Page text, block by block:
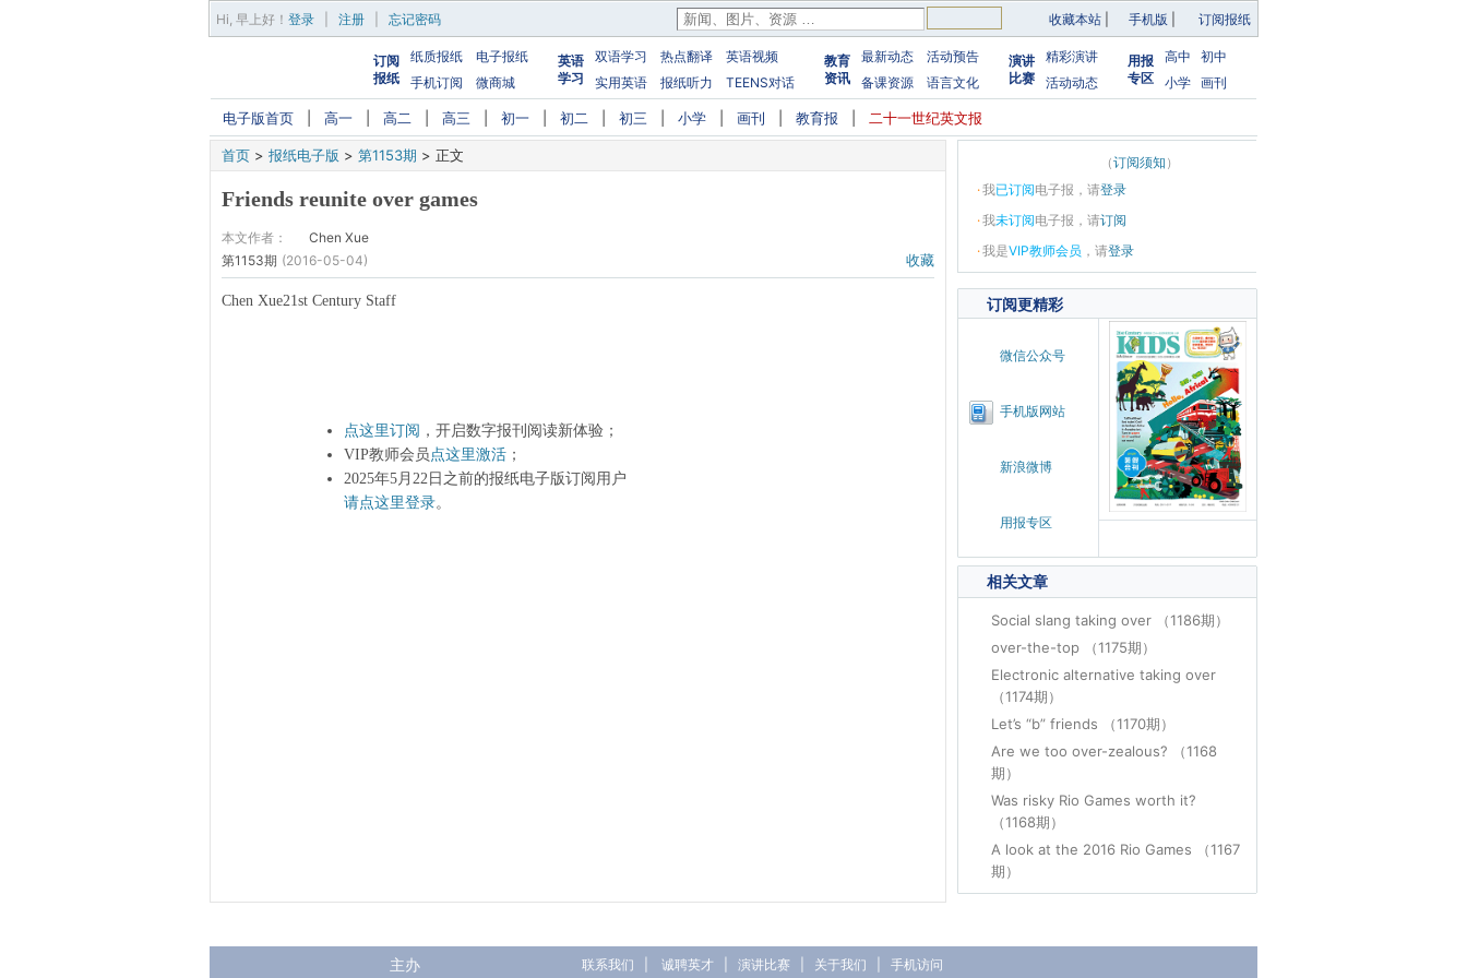
Hi, 早上好 ！ 登录 注册 忘记密码 收藏本站 手机版 订阅报纸
订阅
报纸
纸质报纸
电子报纸
手机订阅
微商城
英语
学习
双语学习 热点翻译
英语视频
实用英语
报纸听力 TEENS对话
教育
资讯
最新动态
活动预告
备课资源
语言文化
演讲
比赛
精彩演讲
活动动态
用报
专区
高中
初中
小学 画刊
电子版首页 高一 高二 高三 初一 初二 初三 小学 画刊 教育报 二十一世纪英文报
首页 > 报纸电子版 > 第1153期 > 正文
Friends reunite over games
本文作者：
Chen Xue
第1153期 (2016-05-04) 收藏
Chen Xue21st Century Staff
点这里订阅 ，开启数字报刊阅读新体验；
VIP教师会员点这里激活 ；
2025年5月22日之前的报纸电子版订阅用户
请点这里登录。
（订阅须知 ）
·我已订阅电子报，请登录
·我未订阅电子报，请订阅
·我是VIP教师会员 ，请登录
订阅更精彩
微信公众号
手机版网站
新浪微博
用报专区
相关文章
Social slang taking over （1186期）
over-the-top （1175期）
Electronic alternative taking over
（1174期）
Let’s “b” friends （1170期）
Are we too over-zealous? （1168
期）
Was risky Rio Games worth it?
（1168期）
A look at the 2016 Rio Games （1167
期）
主办 联系我们 诚聘英才| 演讲比赛| 关于我们 手机访问